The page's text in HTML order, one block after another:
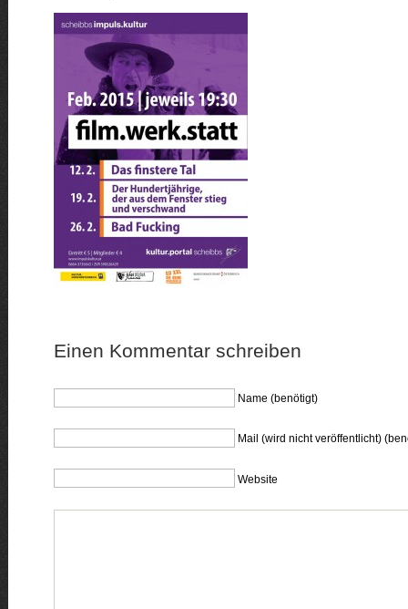
Einen Kommentar schreiben
Name (benötigt)
Mail (wird nicht veröffentlicht)
Website